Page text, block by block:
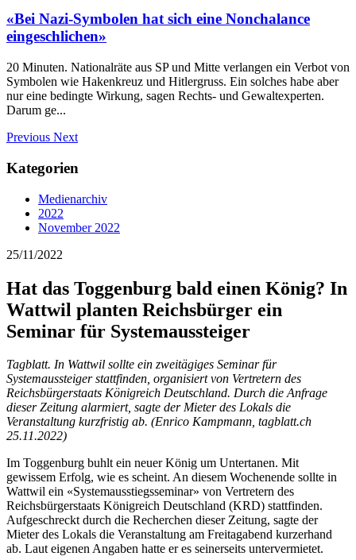
«Bei Nazi-Symbolen hat sich eine Nonchalance
eingeschlichen»
20 Minuten. Nationalräte aus SP und Mitte verlangen ein Verbot von
Symbolen wie Hakenkreuz und Hitlergruss. Ein solches habe aber
nur eine bedingte Wirkung, sagen Rechts- und Gewaltexperten.
Darum ge...
Previous Next
Kategorien
Medienarchiv
2022
November 2022
25/11/2022
Hat das Toggenburg bald einen König? In
Wattwil planten Reichsbürger ein
Seminar für Systemaussteiger
Tagblatt. In Wattwil sollte ein zweitägiges Seminar für
Systemaussteiger stattfinden, organisiert von Vertretern des
Reichsbürgerstaats Königreich Deutschland. Durch die Anfrage
dieser Zeitung alarmiert, sagte der Mieter des Lokals die
Veranstaltung kurzfristig ab. (Enrico Kampmann, tagblatt.ch
25.11.2022)
Im Toggenburg buhlt ein neuer König um Untertanen. Mit
gewissem Erfolg, wie es scheint. An diesem Wochenende sollte in
Wattwil ein «Systemausstiegsseminar» von Vertretern des
Reichsbürgerstaats Königreich Deutschland (KRD) stattfinden.
Aufgeschreckt durch die Recherchen dieser Zeitung, sagte der
Mieter des Lokals die Veranstaltung am Freitagabend kurzerhand
ab. Laut eigenen Angaben hatte er es seinerseits untervermietet.